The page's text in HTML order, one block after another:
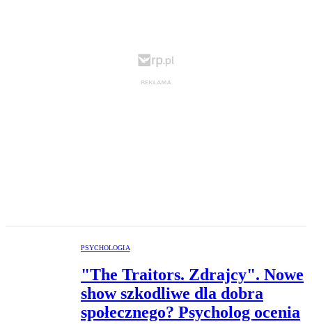
PSYCHOLOGIA
"The Traitors. Zdrajcy". Nowe
show szkodliwe dla dobra
społecznego? Psycholog ocenia